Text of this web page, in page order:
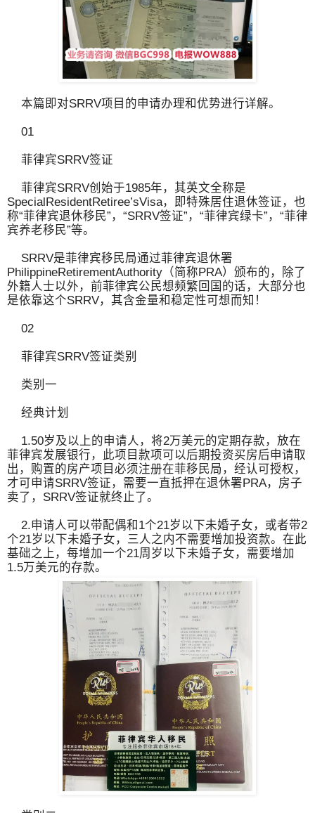
本篇即对SRRV项目的申请办理和优势进行详解。
01
菲律宾SRRV签证
菲律宾SRRV创始于1985年，其英文全称是
SpecialResidentRetiree’sVisa，即特殊居住退休签证，也
称“菲律宾退休移民”，“SRRV签证”，“菲律宾绿卡”，“菲律
宾养老移民”等。
SRRV是菲律宾移民局通过菲律宾退休署
PhilippineRetirementAuthority（简称PRA）颁布的，除了
外籍人士以外，前菲律宾公民想频繁回国的话，大部分也
是依靠这个SRRV，其含金量和稳定性可想而知！
02
菲律宾SRRV签证类别
类别一
经典计划
1.50岁及以上的申请人，将2万美元的定期存款，放在
菲律宾发展银行，此项目款项可以后期投资买房后申请取
出，购置的房产项目必须注册在菲移民局，经认可授权，
才可申请SRRV签证，需要一直抵押在退休署PRA，房子
卖了，SRRV签证就终止了。
2.申请人可以带配偶和1个21岁以下未婚子女，或者带2
个21岁以下未婚子女，三人之内不需要增加投资款。在此
基础之上，每增加一个21周岁以下未婚子女，需要增加
1.5万美元的存款。